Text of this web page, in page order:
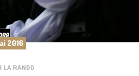
2016
LA RANDO